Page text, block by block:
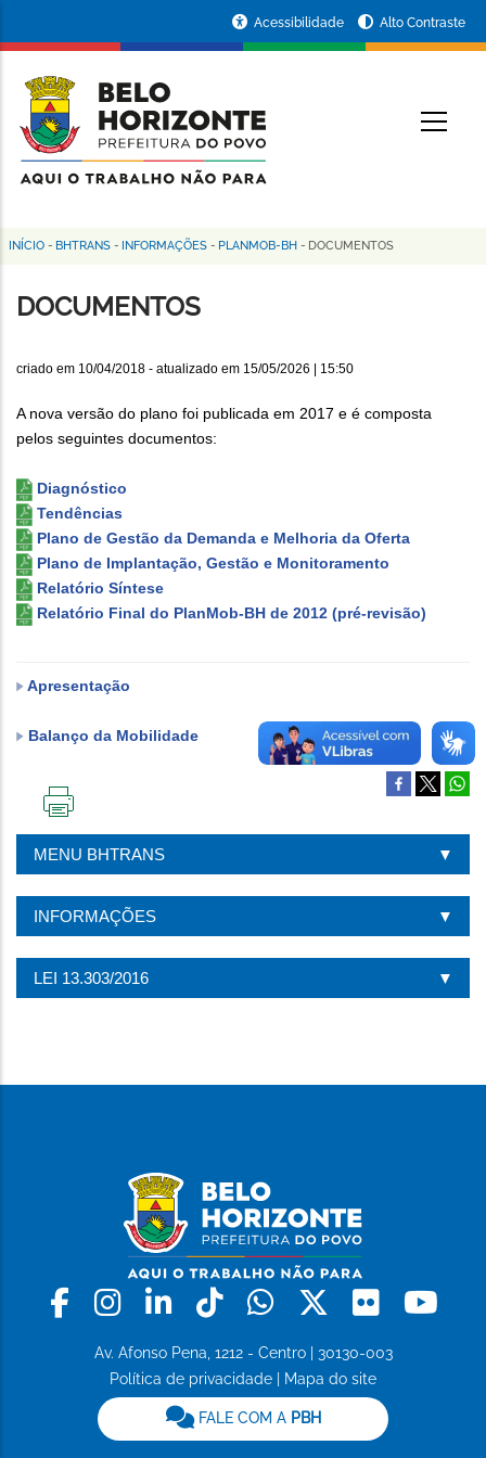
conteúdo
principal
da
Prefeitura
de
Horizonte
Acessibilidade Alto Contraste
Trilha
de
INÍCIO - BHTRANS - INFORMAÇÕES - PLANMOB-BH - DOCUMENTOS
DOCUMENTOS
criado em 10/04/2018 - atualizado em 15/05/2026 | 15:50
A nova versão do plano foi publicada em 2017 e é composta
pelos seguintes documentos:
Diagnóstico
Tendências
Plano de Gestão da Demanda e Melhoria da Oferta
Plano de Implantação, Gestão e Monitoramento
Relatório Síntese
Relatório Final do PlanMob-BH de 2012 (pré-revisão)
Apresentação
Balanço da Mobilidade
PÁGINA
MENU BHTRANS
INFORMAÇÕES
LEI 13.303/2016
Facebook
Instagram
LinkedinTiktokWhatsapp
X Flickr
Av. Afonso Pena, 1212 - Centro | 30130-003
Política de privacidade
Mapa do site
FALE COM A PBH